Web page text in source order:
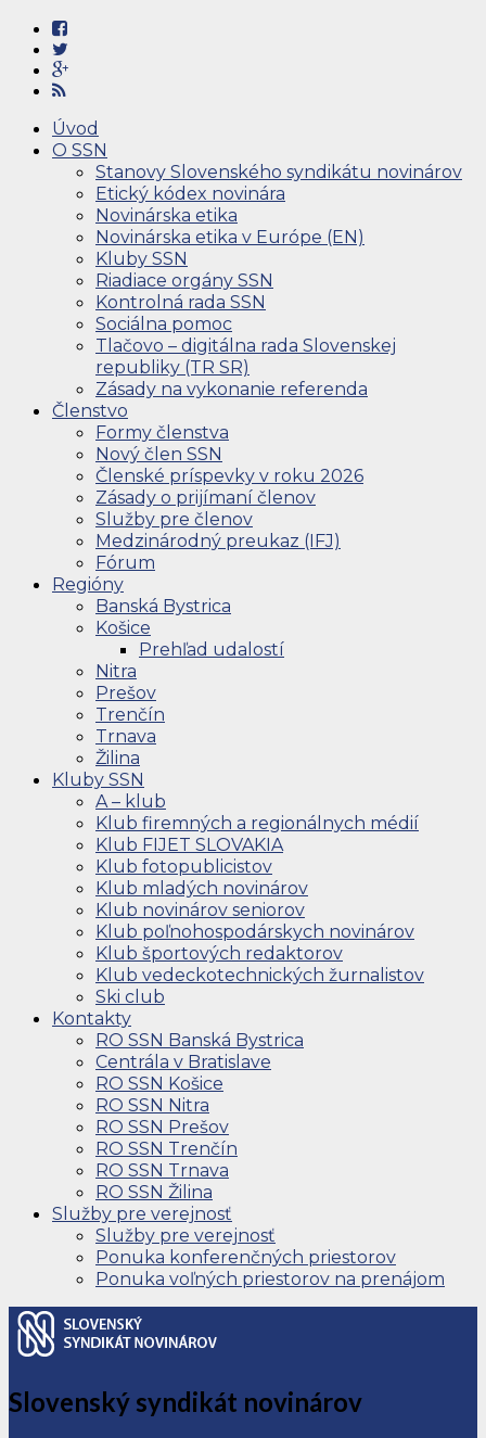
Úvod
O SSN
Stanovy Slovenského syndikátu novinárov
Etický kódex novinára
Novinárska etika
Novinárska etika v Európe (EN)
Kluby SSN
Riadiace orgány SSN
Kontrolná rada SSN
Sociálna pomoc
Tlačovo – digitálna rada Slovenskej
republiky (TR SR)
Zásady na vykonanie referenda
Členstvo
Formy členstva
Nový člen SSN
Členské príspevky v roku 2026
Zásady o prijímaní členov
Služby pre členov
Medzinárodný preukaz (IFJ)
Fórum
Regióny
Banská Bystrica
Košice
Prehľad udalostí
Nitra
Prešov
Trenčín
Trnava
Žilina
Kluby SSN
A – klub
Klub firemných a regionálnych médií
Klub FIJET SLOVAKIA
Klub fotopublicistov
Klub mladých novinárov
Klub novinárov seniorov
Klub poľnohospodárskych novinárov
Klub športových redaktorov
Klub vedeckotechnických žurnalistov
Ski club
Kontakty
RO SSN Banská Bystrica
Centrála v Bratislave
RO SSN Košice
RO SSN Nitra
RO SSN Prešov
RO SSN Trenčín
RO SSN Trnava
RO SSN Žilina
Služby pre verejnosť
Služby pre verejnosť
Ponuka konferenčných priestorov
Ponuka voľných priestorov na prenájom
Slovenský syndikát novinárov